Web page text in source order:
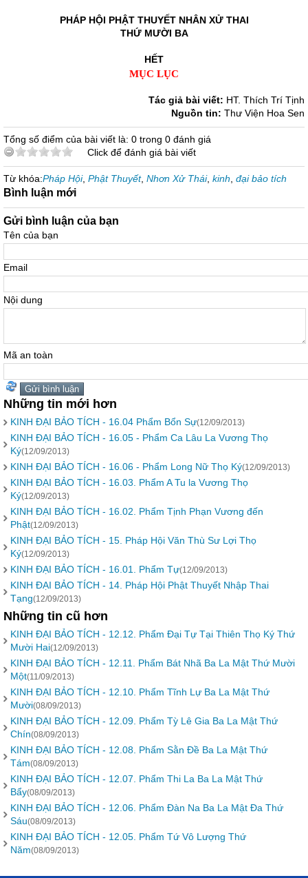
PHÁP HỘI PHẬT THUYẾT NHÂN XỬ THAI
THỨ MƯỜI BA
HẾT
MỤC LỤC
Tác giả bài viết: HT. Thích Trí Tịnh
Nguồn tin: Thư Viện Hoa Sen
Tổng số điểm của bài viết là: 0 trong 0 đánh giá
Click để đánh giá bài viết
Từ khóa:Pháp Hội, Phật Thuyết, Nhơn Xử Thái, kinh đại bảo tích
Bình luận mới
Gửi bình luận của bạn
Tên của bạn
Email
Nội dung
Mã an toàn
Những tin mới hơn
KINH ĐẠI BẢO TÍCH - 16.04 Phẩm Bổn Sự(12/09/2013)
KINH ĐẠI BẢO TÍCH - 16.05 - Phẩm Ca Lâu La Vương Thọ
Ký(12/09/2013)
KINH ĐẠI BẢO TÍCH - 16.06 - Phẩm Long Nữ Thọ Ký(12/09/2013)
KINH ĐẠI BẢO TÍCH - 16.03. Phẩm A Tu la Vương Thọ
Ký(12/09/2013)
KINH ĐẠI BẢO TÍCH - 16.02. Phẩm Tịnh Phạn Vương đến
Phật(12/09/2013)
KINH ĐẠI BẢO TÍCH - 15. Pháp Hội Văn Thù Sư Lợi Thọ
Ký(12/09/2013)
KINH ĐẠI BẢO TÍCH - 16.01. Phẩm Tự(12/09/2013)
KINH ĐẠI BẢO TÍCH - 14. Pháp Hội Phật Thuyết Nhập Thai
Tạng(12/09/2013)
Những tin cũ hơn
KINH ĐẠI BẢO TÍCH - 12.12. Phẩm Đại Tự Tại Thiên Thọ Ký Thứ
Mười Hai(12/09/2013)
KINH ĐẠI BẢO TÍCH - 12.11. Phẩm Bát Nhã Ba La Mật Thứ Mười
Một(11/09/2013)
KINH ĐẠI BẢO TÍCH - 12.10. Phẩm Tĩnh Lự Ba La Mật Thứ
Mười(08/09/2013)
KINH ĐẠI BẢO TÍCH - 12.09. Phẩm Tỳ Lê Gia Ba La Mật Thứ
Chín(08/09/2013)
KINH ĐẠI BẢO TÍCH - 12.08. Phẩm Sằn Đề Ba La Mật Thứ
Tám(08/09/2013)
KINH ĐẠI BẢO TÍCH - 12.07. Phẩm Thi La Ba La Mật Thứ
Bẩy(08/09/2013)
KINH ĐẠI BẢO TÍCH - 12.06. Phẩm Đàn Na Ba La Mật Đa Thứ
Sáu(08/09/2013)
KINH ĐẠI BẢO TÍCH - 12.05. Phẩm Tứ Vô Lượng Thứ
Năm(08/09/2013)